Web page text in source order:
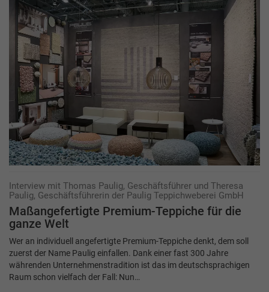
Interview mit Thomas Paulig, Geschäftsführer und Theresa
Paulig, Geschäftsführerin der Paulig Teppichweberei GmbH
Maßangefertigte Premium-Teppiche für die
ganze Welt
Wer an individuell angefertigte Premium-Teppiche denkt, dem soll
zuerst der Name Paulig einfallen. Dank einer fast 300 Jahre
währenden Unternehmenstradition ist das im deutschsprachigen
Raum schon vielfach der Fall: Nun…